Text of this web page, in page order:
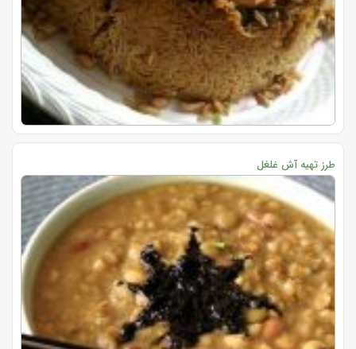
طرز تهیه آش غلغل